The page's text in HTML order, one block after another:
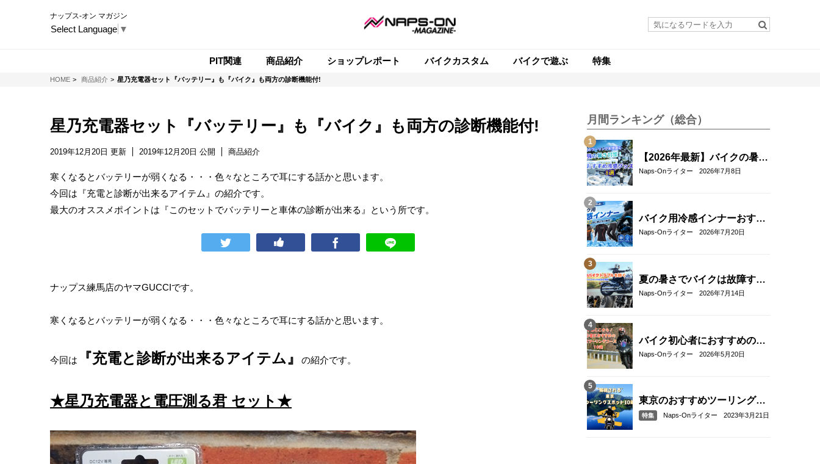
ナップス-オン マガジン
Select Language ▼
PIT関連 商品紹介 ショップレポート バイクカスタム バイクで遊ぶ 特集
HOMENAPS-ON マガジン
商品紹介 星乃充電器セット『バッテリー』も『バイク』も両方の診断機能付!
星乃充電器セット『バッテリー』も『バイク』も両方の診断機能付!
2019年12月20日 更新 2019年12月20日 公開 商品紹介
寒くなるとバッテリーが弱くなる・・・色々なところで耳にする話かと思います。
今回は『充電と診断が出来るアイテム』の紹介です。
最大のオススメポイントは『このセットでバッテリーと車体の診断が出来る』という所です。
ナップス練馬店のヤマGUCCIです。
寒くなるとバッテリーが弱くなる・・・色々なところで耳にする話かと思います。
今回は 『充電と診断が出来るアイテム』 の紹介です。
★星乃充電器と電圧測る君 セット★
月間ランキング（総合）
【2026年最新】バイクの暑さ
対策・冷感グッズおすすめ8
Naps-Onライター 2026年7月8日
バイク用冷感インナーおすす
め22選！夏のツーリングを快
Naps-Onライター 2026年7月20日
夏の暑さでバイクは故障す
る？起こりやすいトラブルと
Naps-Onライター 2026年7月14日
バイク初心者におすすめの関
東近郊ツーリングコース10選
Naps-Onライター 2026年5月20日
東京のおすすめツーリングス
ポット10選
特集 Naps-Onライター 2023年3月21日